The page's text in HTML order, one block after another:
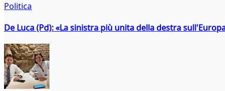
Politica
De Luca (Pd): «La sinistra più unita della destra